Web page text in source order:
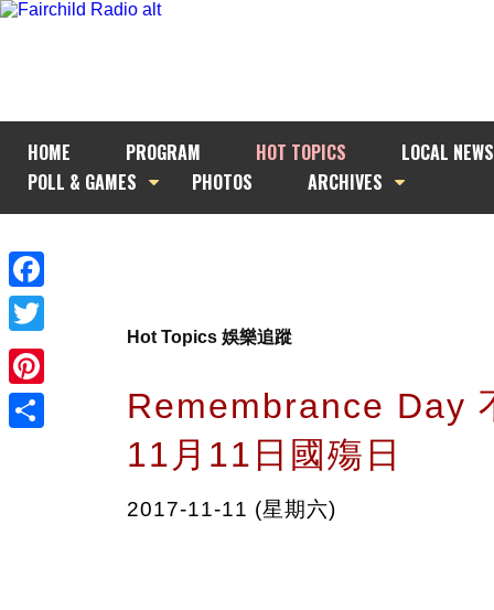
HOME PROGRAM HOT TOPICS
LOCAL NEWS
POLL & GAMES
PHOTOS ARCHIVES
Facebook
Twitter
Pinterest
Hot Topics 娛樂追蹤
Remembrance Day
11月11日國殤日
2017-11-11 (星期六)